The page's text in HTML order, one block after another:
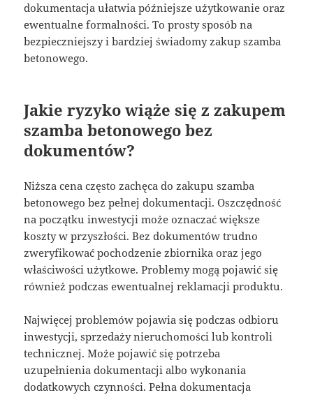
dokumentacja ułatwia późniejsze użytkowanie oraz
ewentualne formalności. To prosty sposób na
bezpieczniejszy i bardziej świadomy zakup szamba
betonowego.
Jakie ryzyko wiąże się z zakupem
szamba betonowego bez
dokumentów?
Niższa cena często zachęca do zakupu szamba
betonowego bez pełnej dokumentacji. Oszczędność
na początku inwestycji może oznaczać większe
koszty w przyszłości. Bez dokumentów trudno
zweryfikować pochodzenie zbiornika oraz jego
właściwości użytkowe. Problemy mogą pojawić się
również podczas ewentualnej reklamacji produktu.
Najwięcej problemów pojawia się podczas odbioru
inwestycji, sprzedaży nieruchomości lub kontroli
technicznej. Może pojawić się potrzeba
uzupełnienia dokumentacji albo wykonania
dodatkowych czynności. Pełna dokumentacja